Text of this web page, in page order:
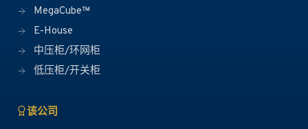
MegaCube™
E-House
中压柜/环网柜
低压柜/开关柜
该公司